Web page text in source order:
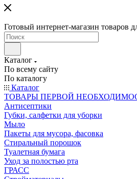
Готовый интернет-магазин товаров
Каталог
По всему сайту
По каталогу
Каталог
ТОВАРЫ ПЕРВОЙ
Антисептики
Губки, салфетки для уборки
Мыло
Пакеты для мусора, фасовка
Стиральный порошок
Туалетная бумага
Уход за полостью рта
ГРАСС